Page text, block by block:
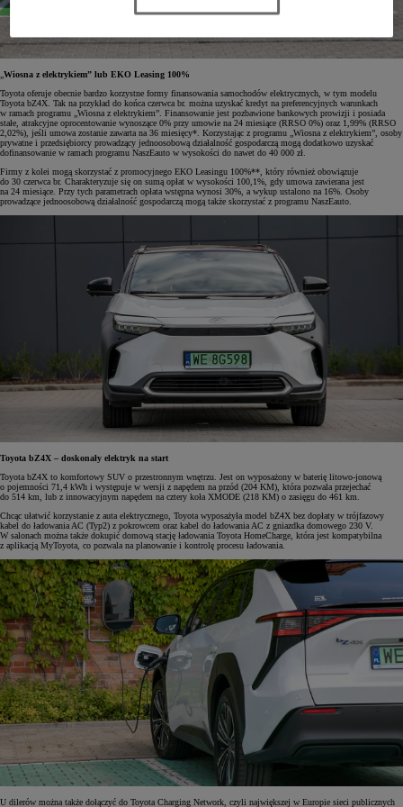
Wiosna z elektrykiem” lub EKO Leasing 100%
Toyota oferuje obecnie bardzo korzystne formy finansowania samochodów elektrycznych, w tym modelu
Toyota bZ4X. Tak na przykład do końca czerwca br. można uzyskać kredyt na preferencyjnych warunkach
w ramach programu „Wiosna z elektrykiem”. Finansowanie jest pozbawione bankowych prowizji i posiada
stałe, atrakcyjne oprocentowanie wynoszące 0% przy umowie na 24 miesiące (RRSO 0%) oraz 1,99% (RRSO
2,02%), jeśli umowa zostanie zawarta na 36 miesięcy*. Korzystając z programu „Wiosna z elektrykiem”, osoby
prywatne i przedsiębiorcy prowadzący jednoosobową działalność gospodarczą mogą dodatkowo uzyskać
dofinansowanie w ramach programu NaszEauto w wysokości do nawet do 40 000 zł.
Firmy z kolei mogą skorzystać z promocyjnego EKO Leasingu 100%**, który również obowiązuje
do 30 czerwca br. Charakteryzuje się on sumą opłat w wysokości 100,1%, gdy umowa zawierana jest
na 24 miesiące. Przy tych parametrach opłata wstępna wynosi 30%, a wykup ustalono na 16%. Osoby
prowadzące jednoosobową działalność gospodarczą mogą także skorzystać z programu NaszEauto.
Toyota bZ4X – doskonały elektryk na start
Toyota bZ4X to komfortowy SUV o przestronnym wnętrzu. Jest on wyposażony w baterię litowo-jonową
o pojemności 71,4 kWh i występuje w wersji z napędem na przód (204 KM), która pozwala przejechać
do 514 km, lub z innowacyjnym napędem na cztery koła XMODE (218 KM) o zasięgu do 461 km.
Chcąc ułatwić korzystanie z auta elektrycznego, Toyota wyposażyła model bZ4X bez dopłaty w trójfazowy
kabel do ładowania AC (Typ2) z pokrowcem oraz kabel do ładowania AC z gniazdka domowego 230 V.
W salonach można także dokupić domową stację ładowania Toyota HomeCharge, która jest kompatybilna
z aplikacją MyToyota, co pozwala na planowanie i kontrolę procesu ładowania.
U dilerów można także dołączyć do Toyota Charging Network, czyli największej w Europie sieci publicznych